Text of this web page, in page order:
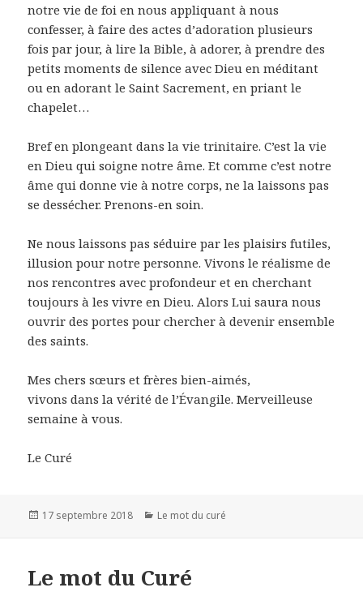
notre vie de foi en nous appliquant à nous
confesser, à faire des actes d’adoration plusieurs
fois par jour, à lire la Bible, à adorer, à prendre des
petits moments de silence avec Dieu en méditant
ou en adorant le Saint Sacrement, en priant le
chapelet…
Bref en plongeant dans la vie trinitaire. C’est la vie
en Dieu qui soigne notre âme. Et comme c’est notre
âme qui donne vie à notre corps, ne la laissons pas
se dessécher. Prenons-en soin.
Ne nous laissons pas séduire par les plaisirs futiles,
illusion pour notre personne. Vivons le réalisme de
nos rencontres avec profondeur et en cherchant
toujours à les vivre en Dieu. Alors Lui saura nous
ouvrir des portes pour chercher à devenir ensemble
des saints.
Mes chers sœurs et frères bien-aimés,
vivons dans la vérité de l’Évangile. Merveilleuse
semaine à vous.
Le Curé
Publié
17 septembre 2018 Catégories
Le mot du curé
Le mot du Curé